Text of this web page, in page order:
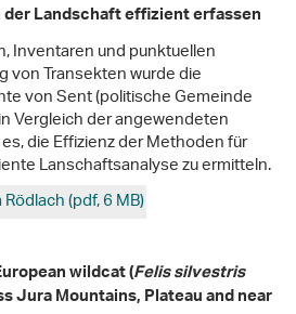
Landschaft effizient erfassen
Inventaren und punktuellen
von Transekten wurde die
von Sent (politische Gemeinde
Vergleich der angewendeten
die Effizienz der Methoden für
Lanschaftsanalyse zu ermitteln.
(pdf, 6 MB)
wildcat (Felis silvestris
Jura Mountains, Plateau and near